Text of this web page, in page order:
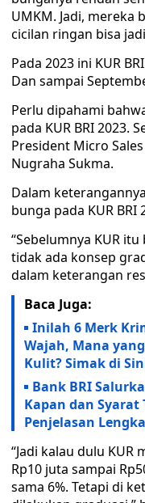
UMKM. Jadi, mereka
cicilan ringan bisa
Pada 2023 ini KUR
Dan sampai
Perlu dipahami
pada KUR BRI 2023.
President Micro
Nugraha Sukma.
Dalam
bunga pada KUR
“Sebelumnya KUR
tidak ada konsep
dalam keterangan
Baca Juga:
Inilah 6 Merk
Wajah, Mana
Kulit? Simak di
Bank BRI
Kapan dan Syarat
Penjelasan
“Jadi kalau dulu KUR
Rp10 juta sampai
sama 6%. Tetapi di